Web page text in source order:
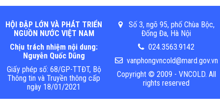
HỘI ĐẬP LỚN VÀ PHÁT TRIỂN
NGUỒN NƯỚC VIỆT NAM
Chịu trách nhiệm nội dung:
Nguyễn Quốc Dũng
Giấy phép số: 68/GP-TTĐT, Bộ
Thông tin và Truyền thông cấp
ngày 18/01/2021
Số 3, ngõ 95, phố Chùa Bộc,
Đống Đa, Hà Nội
024.3563.9142
vanphongvncold@mard.gov.vn
Copyright © 2009 - VNCOLD. All
rights reserved